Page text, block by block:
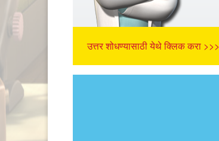
उत्तर शोधण्यासाठी येथे क्लिक करा >>>